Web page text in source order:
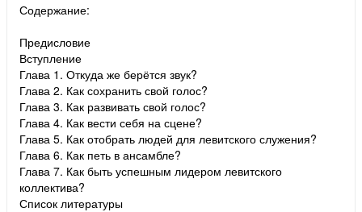
Содержание:
Предисловие
Вступление
Глава 1. Откуда же берётся звук?
Глава 2. Как сохранить свой голос?
Глава 3. Как развивать свой голос?
Глава 4. Как вести себя на сцене?
Глава 5. Как отобрать людей для левитского служения?
Глава 6. Как петь в ансамбле?
Глава 7. Как быть успешным лидером левитского
коллектива?
Список литературы